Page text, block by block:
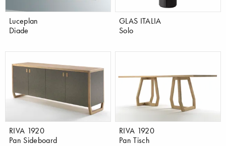
Luceplan
Diade
GLAS ITALIA
Solo
RIVA 1920
Pan Sideboard
RIVA 1920
Pan Tisch